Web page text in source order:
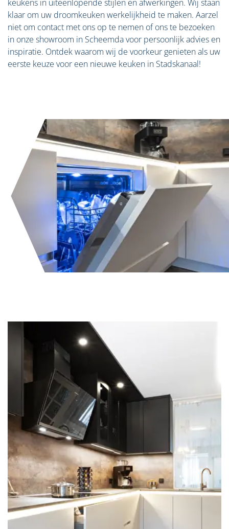
keukens in uiteenlopende stijlen en afwerkingen. Wij staan
klaar om uw droomkeuken werkelijkheid te maken. Aarzel
niet om contact met ons op te nemen of ons te bezoeken
in onze showroom in Scheemda voor persoonlijk advies en
inspiratie. Ontdek waarom wij de voorkeur genieten als uw
eerste keuze voor een nieuwe keuken in Stadskanaal!